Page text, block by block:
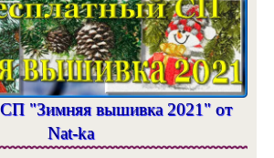
СП "Зимняя вышивка 2021" от
Nat-ka